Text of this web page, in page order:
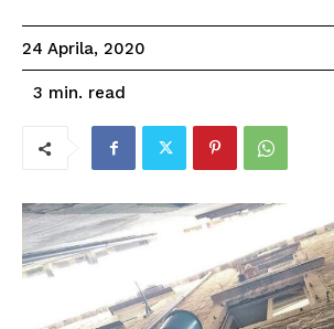
24 Aprila, 2020
3 min. read